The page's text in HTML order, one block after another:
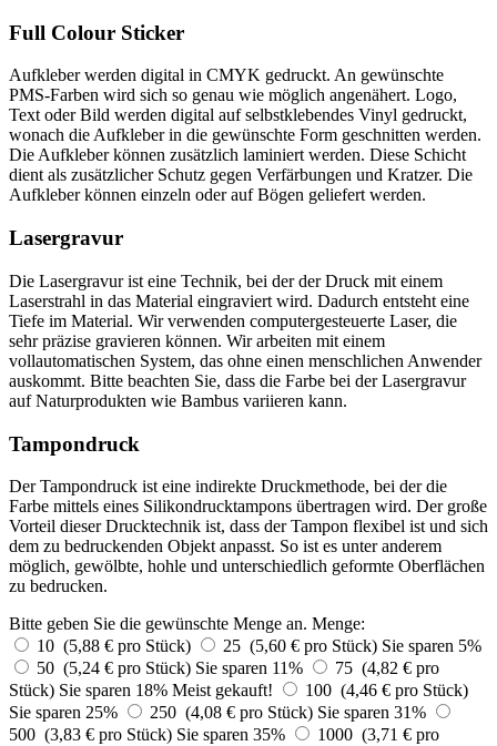
Full Colour Sticker
Aufkleber werden digital in CMYK gedruckt. An gewünschte
PMS-Farben wird sich so genau wie möglich angenähert. Logo,
Text oder Bild werden digital auf selbstklebendes Vinyl gedruckt,
wonach die Aufkleber in die gewünschte Form geschnitten werden.
Die Aufkleber können zusätzlich laminiert werden. Diese Schicht
dient als zusätzlicher Schutz gegen Verfärbungen und Kratzer. Die
Aufkleber können einzeln oder auf Bögen geliefert werden.
Lasergravur
Die Lasergravur ist eine Technik, bei der der Druck mit einem
Laserstrahl in das Material eingraviert wird. Dadurch entsteht eine
Tiefe im Material. Wir verwenden computergesteuerte Laser, die
sehr präzise gravieren können. Wir arbeiten mit einem
vollautomatischen System, das ohne einen menschlichen Anwender
auskommt. Bitte beachten Sie, dass die Farbe bei der Lasergravur
auf Naturprodukten wie Bambus variieren kann.
Tampondruck
Der Tampondruck ist eine indirekte Druckmethode, bei der die
Farbe mittels eines Silikondrucktampons übertragen wird. Der große
Vorteil dieser Drucktechnik ist, dass der Tampon flexibel ist und sich
dem zu bedruckenden Objekt anpasst. So ist es unter anderem
möglich, gewölbte, hohle und unterschiedlich geformte Oberflächen
zu bedrucken.
Bitte geben Sie die gewünschte Menge an. Menge:
10 (5,88 € pro Stück)
25 (5,60 € pro Stück) Sie sparen 5%
50 (5,24 € pro Stück) Sie sparen 11%
75 (4,82 € pro
Stück) Sie sparen 18% Meist gekauft!
100 (4,46 € pro Stück)
Sie sparen 25%
250 (4,08 € pro Stück) Sie sparen 31%
500 (3,83 € pro Stück) Sie sparen 35%
1000 (3,71 € pro